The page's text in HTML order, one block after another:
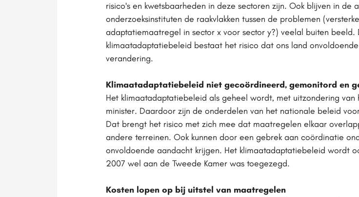
risico's en kwets­baarheden in deze sectoren zijn. Ook blijven in de
onderzoeks­instituten de raakvlakken tussen de problemen
adaptatiemaatregel in sector x voor sector y?) veelal buiten
klimaatadaptatiebeleid bestaat het risico dat ons land
verandering.
Klimaatadaptatiebeleid niet gecoördineerd, gemonitord en
Het klimaat­adaptatiebeleid als geheel wordt, met uitzon­dering
minister. Daardoor zijn de onderdelen van het nationale beleid
Dat brengt het risico met zich mee dat maatregelen elkaar
andere terreinen. Ook kunnen door een gebrek aan coördinatie
onvoldoende aandacht krijgen. Het klimaat­adaptatiebeleid wordt
2007 wel aan de Tweede Kamer was toegezegd.
Kosten lopen op bij uitstel van maatregelen